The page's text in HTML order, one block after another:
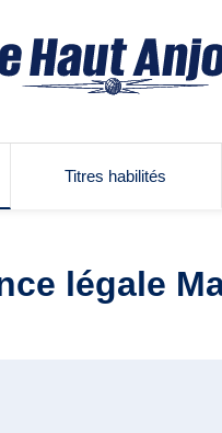
Titres habilités
légale